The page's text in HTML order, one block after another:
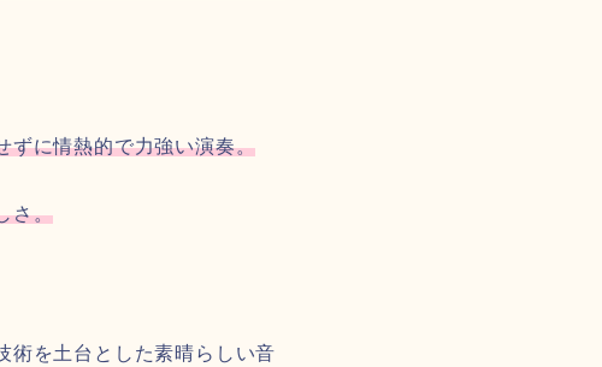
ずに情熱的で力強い演奏。
さ。
術を土台とした素晴らしい音